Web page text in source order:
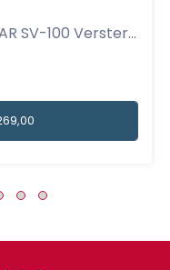
SV-100 Verster...